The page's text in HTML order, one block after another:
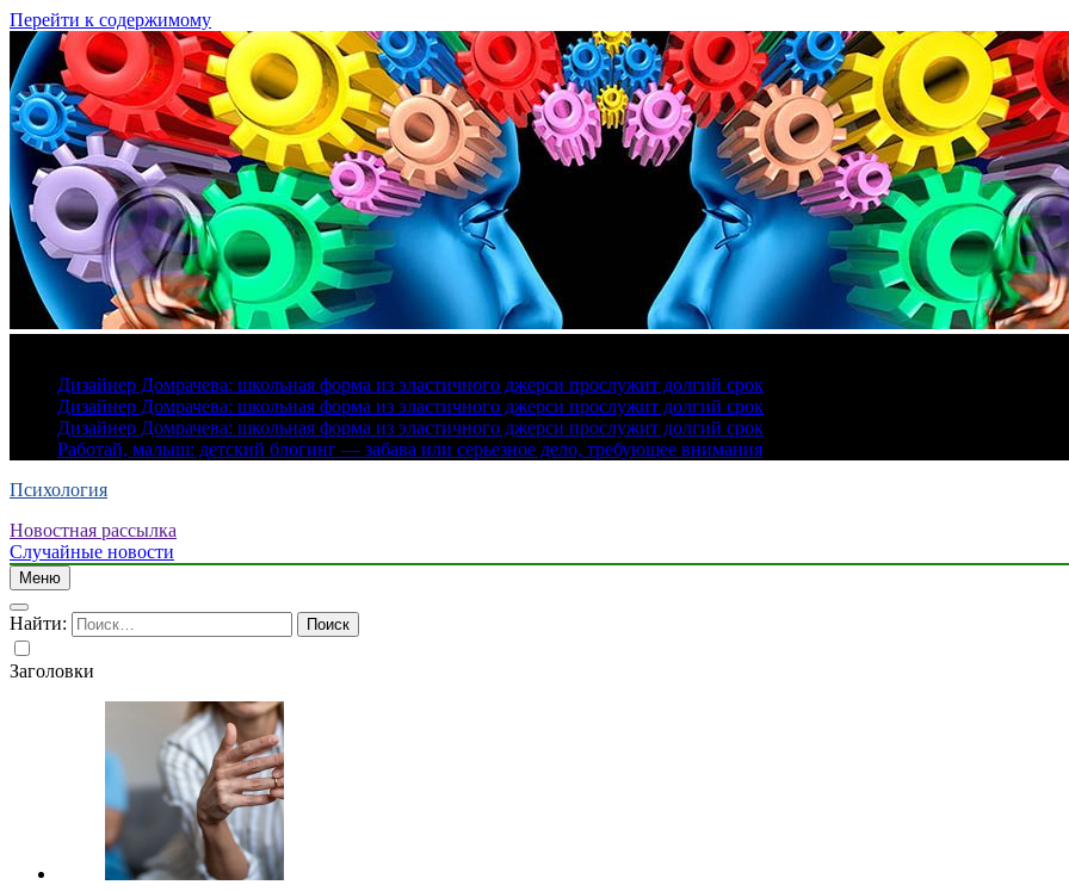
Перейти к содержимому
Дизайнер Домрачева: школьная форма из эластичного джерси прослужит долгий срок
Дизайнер Домрачева: школьная форма из эластичного джерси прослужит долгий срок
Дизайнер Домрачева: школьная форма из эластичного джерси прослужит долгий срок
Работай, малыш: детский блогинг — забава или серьезное дело, требующее внимания
Психология
Новостная рассылка
Случайные новости
Меню
Найти:
Заголовки